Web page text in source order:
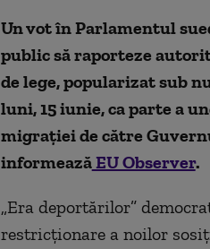
Un vot înParlamentul
public să raporteze
de lege, popularizat sub
luni, 15 iunie, ca parte a
migrației de către G
informeazăEU Observer.
„Era deportărilor”
restricționare a noilor